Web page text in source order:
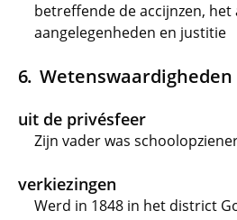
betreffende de accijnzen,
aangelegenheden en justitie
Wetenswaardigheden
uit de privésfeer
Zijn vader was
verkiezingen
Werd in 1848 in het district